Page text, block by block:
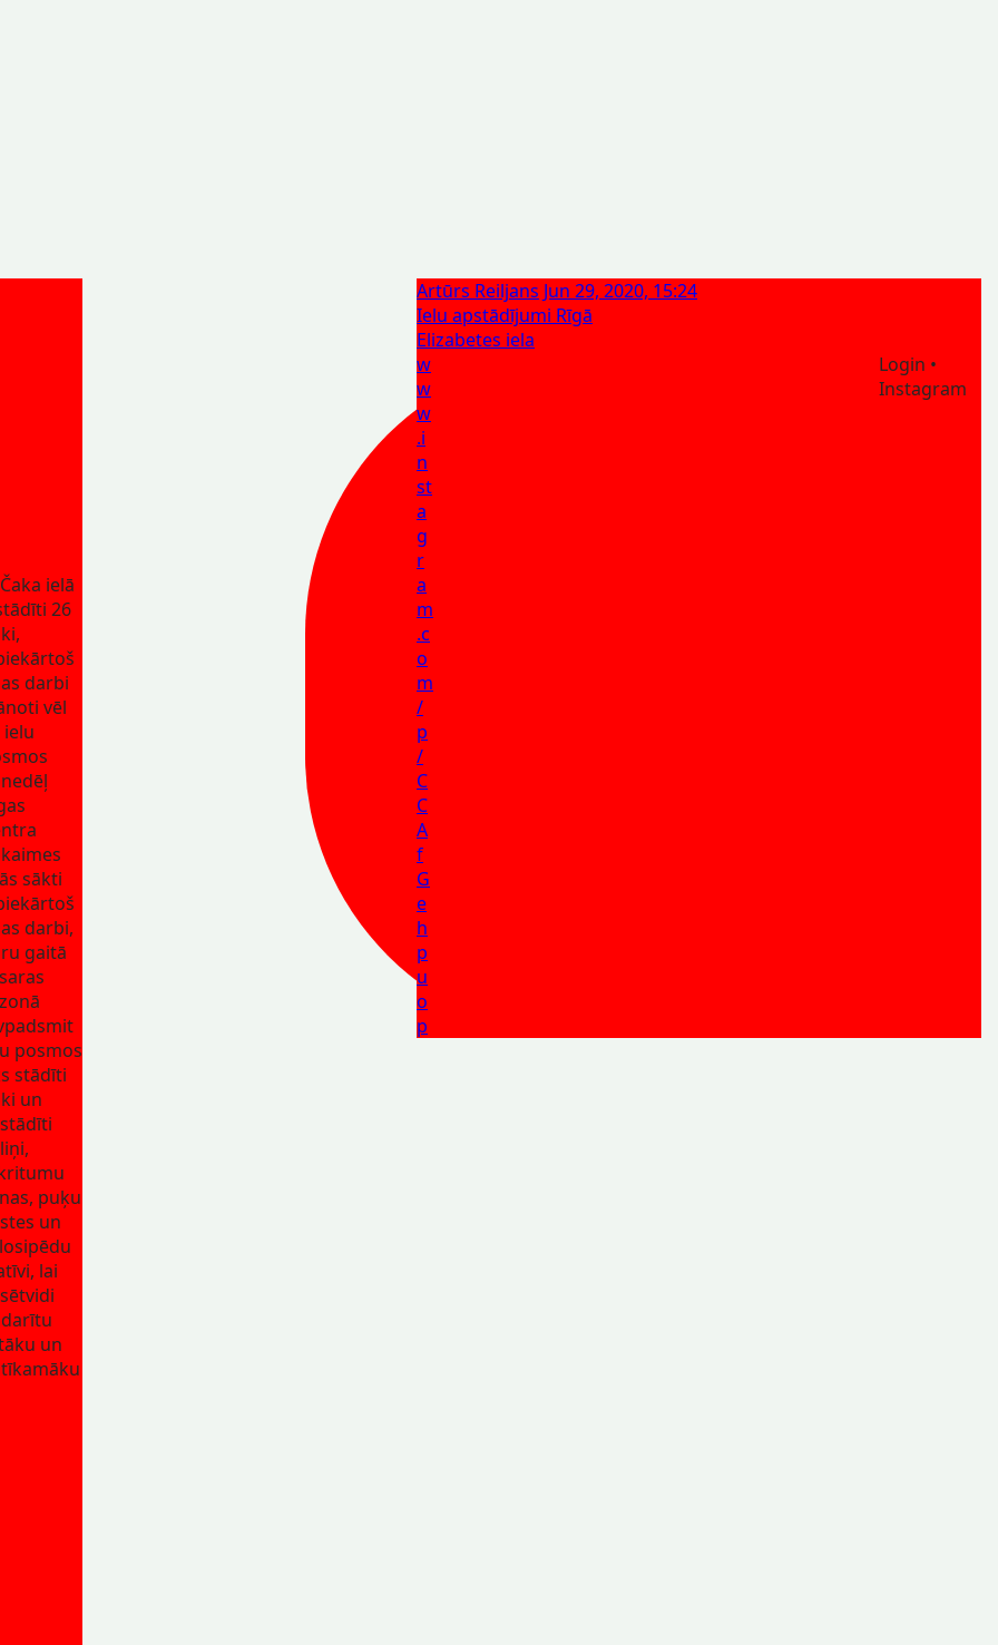
ielā
26
darbi
vēl
ielu
sākti
darbi,
gaitā
posmos
stādīti
un
puķu
un
lai
un
Artūrs Reiljans Jun 29, 2020, 15:24
Ielu apstādījumi Rīgā
Elizabetes iela
w
w
w
.i
n
st
a
g
r
a
m
.c
o
m
/
p
/
C
C
A
f
G
e
h
p
u
o
p
Login •
Instagram